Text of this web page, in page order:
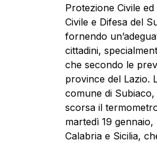
Protezione Civile
Civile e Difesa del
fornendo
cittadini,
che secondo le
province del Lazio.
comune di
scorsa il
martedì 19
Calabria e Sicilia,